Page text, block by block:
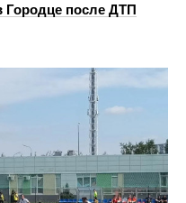
Городце после ДТП